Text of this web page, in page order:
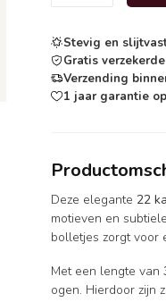
Stevig en
Gratis
Verzending
1 jaar garantie
Deze elegante 22
motieven en
bolletjes zorgt voor
Met een lengte van
ogen. Hierdoor zijn